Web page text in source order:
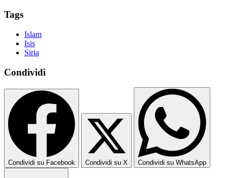
Tags
Islam
Isis
Siria
Condividi
Condividi su Facebook Condividi su X Condividi su WhatsApp